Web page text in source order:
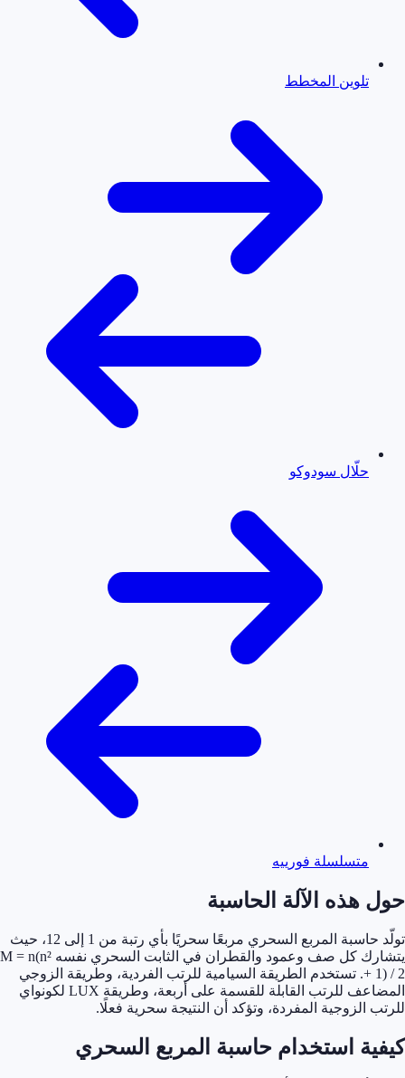
تلوين المخطط
حلّال سودوكو
متسلسلة فورييه
هذه الآلة الحاسبة
تولّد حاسبة المربع السحري مربعًا سحريًا بأي رتبة من 1 إلى 12، حيث
يتشارك كل صف وعمود والقطران في الثابت السحري نفسه M = n(n²
+ 1) / 2. تستخدم الطريقة السيامية للرتب الفردية، وطريقة الزوجي
المضاعف للرتب القابلة للقسمة على أربعة، وطريقة LUX لكونواي
الزوجية المفردة، وتؤكد أن النتيجة سحرية فعلًا.
استخدام حاسبة المربع السحري